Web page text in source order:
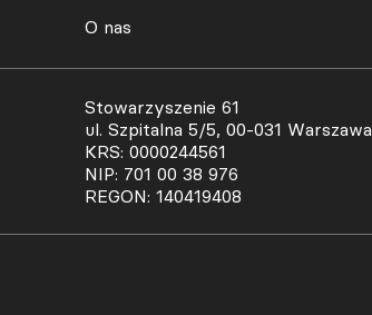
O nas
Stowarzyszenie 61
ul. Szpitalna 5/5, 00-031 Warszawa
KRS: 0000244561
NIP: 701 00 38 976
REGON: 140419408